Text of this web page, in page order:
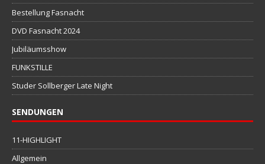
Bestellung Fasnacht
DVD Fasnacht 2024
Jubiläumsshow
FUNKSTILLE
Studer Sollberger Late Night
SENDUNGEN
11-HIGHLIGHT
Allgemein